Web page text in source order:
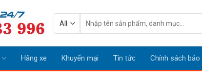
kiếm:
Hãng xe Khuyến mại Tin tức Chính sách